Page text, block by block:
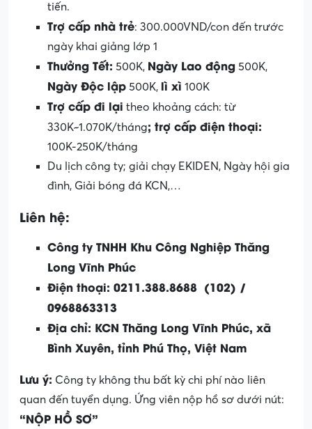
tiến.
Trợ cấp nhà trẻ: 300.000VND/con đến trước
ngày khai giảng lớp 1
Thưởng Tết: 500K, Ngày Lao động 500K,
Ngày Độc lập 500K, lì xì 100K
Trợ cấp đi lại theo khoảng cách: từ
330K~1.070K/tháng; trợ cấp điện thoại:
100K-250K/tháng
Du lịch công ty; giải chạy EKIDEN, Ngày hội gia
đình, Giải bóng đá KCN,…
Liên hệ:
Công ty TNHH Khu Công Nghiệp Thăng
Long Vĩnh Phúc
Điện thoại: 0211.388.8688 (102) /
0968863313
Địa chỉ: KCN Thăng Long Vĩnh Phúc, xã
Bình Xuyên, tỉnh Phú Thọ, Việt Nam
Lưu ý: Công ty không thu bất kỳ chi phí nào liên
quan đến tuyển dụng. Ứng viên nộp hồ sơ dưới nút:
“NỘP HỒ SƠ”